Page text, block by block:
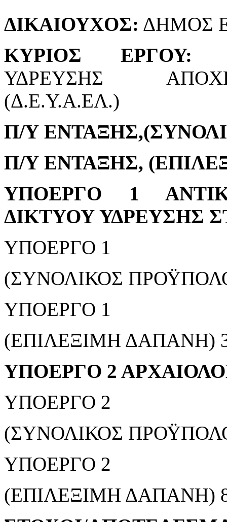
ΔΙΚΑΙΟΥΧΟΣ: ΔΗΜΟΣ
ΚΥΡΙΟΣ ΕΡΓΟΥ:
ΥΔΡΕΥΣΗΣ
(Δ.Ε.Υ.Α.ΕΛ.)
Π/Υ
Π/Υ ΕΝΤΑΞΗΣ,
ΥΠΟΕΡΓΟ 1
ΔΙΚΤΥΟΥ ΥΔΡΕΥΣΗΣ
ΥΠΟΕΡΓΟ 1
(ΣΥΝΟΛΙΚΟΣ
ΥΠΟΕΡΓΟ 1
(ΕΠΙΛΕΞΙΜΗ ΔΑΠΑΝΗ)
ΥΠΟΕΡΓΟ 2
ΥΠΟΕΡΓΟ 2
(ΣΥΝΟΛΙΚΟΣ
ΥΠΟΕΡΓΟ 2
(ΕΠΙΛΕΞΙΜΗ ΔΑΠΑΝΗ)